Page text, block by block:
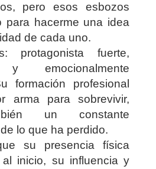
pero esos esbozos
para hacerme una idea
de cada uno.
protagonista fuerte,
y emocionalmente
formación profesional
arma para sobrevivir,
un constante
lo que ha perdido.
su presencia física
al inicio, su influencia y